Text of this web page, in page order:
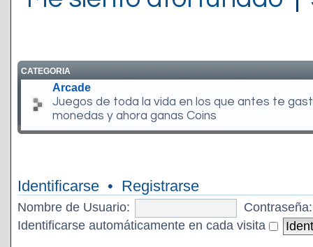
CATEGORIA
Arcade
Juegos de toda la vida en los que antes te
monedas y ahora ganas Coins
Identificarse • Registrarse
Nombre de Usuario:
Contraseña:
Identificarse automáticamente en cada visita